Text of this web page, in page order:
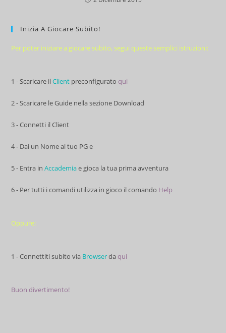
Inizia A Giocare Subito!
Per poter iniziare a giocare subito, segui queste semplici istruzioni:
1 - Scaricare ilClient preconfigurato qui
2 - Scaricare le Guide nella sezione Download
3 - Connetti il Client
4 - Dai un Nome al tuo PG e
5 - Entra inAccademiae gioca la tua prima avventura
6 - Per tutti i comandi utilizza in gioco il comando Help
Oppure:
1 - Connettiti subito via Browserda qui
Buon divertimento!